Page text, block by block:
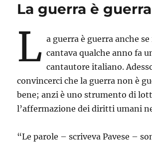
La guerra è guerra
L a guerra è guerra anche se
cantava qualche anno fa
cantautore italiano.
convincerci che la guerra non è
bene; anzi è uno strumento di
l’affermazione dei diritti umani
“Le parole – scriveva Pavese –